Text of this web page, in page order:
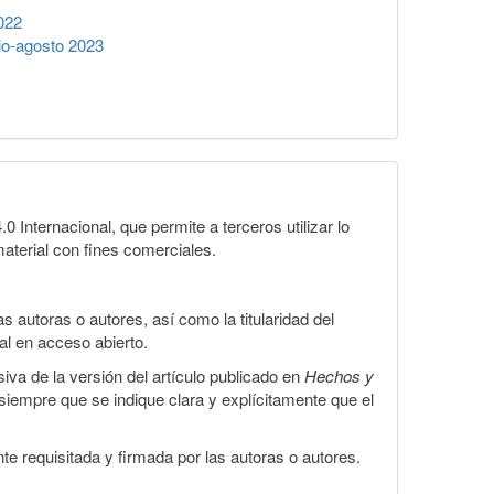
agosto 2023
Internacional, que permite a terceros utilizar lo
con fines comerciales.
autoras o autores, así como la titularidad del
en acceso abierto.
de la versión del artículo publicado enHechos y
que se indique clara y explícitamente que el
requisitada y firmada por las autoras o autores.